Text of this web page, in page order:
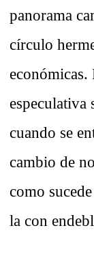
panorama
círculo
especulativa
cuando se
cambio de
como
la con